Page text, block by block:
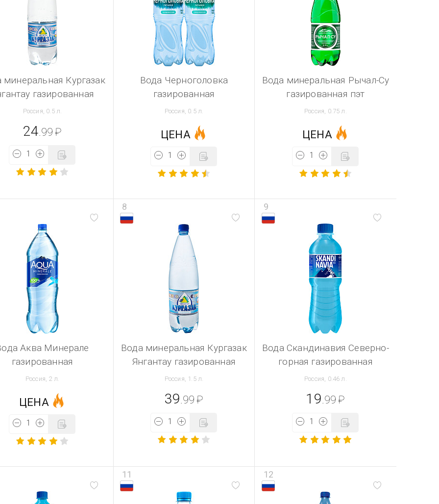
минеральная Кургазак
газированная
Россия, 0.5 л.
24 .99 ₽
Вода Черноголовка
газированная
Россия, 0.5 л.
ЦЕНА
Вода минеральная Рычал-Су
газированная пэт
Россия, 0.75 л.
ЦЕНА
Аква Минерале
газированная
Россия, 2 л.
ЦЕНА
8
Вода минеральная Кургазак
Янгантау газированная
Россия, 1.5 л.
39 .99 ₽
9
Вода Скандинавия Северно-
горная газированная
Россия, 0.46 л.
19 .99 ₽
11 12